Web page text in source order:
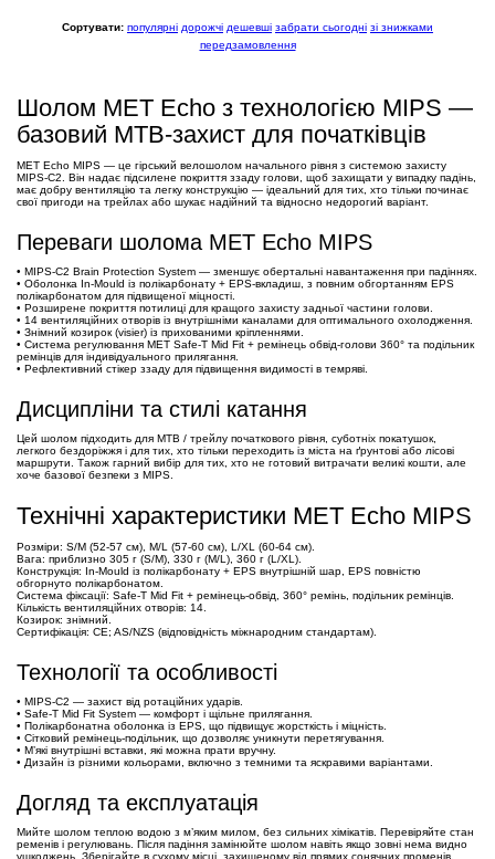
Сортувати: популярні дорожчі дешевші забрати сьогодні зі знижками
передзамовлення
Шолом MET Echo з технологією MIPS —
базовий MTB-захист для початківців
MET Echo MIPS — це гірський велошолом начального рівня з системою захисту
MIPS-C2. Він надає підсилене покриття ззаду голови, щоб захищати у випадку падінь,
має добру вентиляцію та легку конструкцію — ідеальний для тих, хто тільки починає
свої пригоди на трейлах або шукає надійний та відносно недорогий варіант.
Переваги шолома MET Echo MIPS
• MIPS-C2 Brain Protection System — зменшує обертальні навантаження при падіннях.
• Оболонка In-Mould із полікарбонату + EPS-вкладиш, з повним обгортанням EPS
полікарбонатом для підвищеної міцності.
• Розширене покриття потилиці для кращого захисту задньої частини голови.
• 14 вентиляційних отворів із внутрішніми каналами для оптимального охолодження.
• Знімний козирок (visier) із прихованими кріпленнями.
• Система регулювання MET Safe-T Mid Fit + ремінець обвід-голови 360° та подільник
ремінців для індивідуального прилягання.
• Рефлективний стікер ззаду для підвищення видимості в темряві.
Дисципліни та стилі катання
Цей шолом підходить для MTB / трейлу початкового рівня, суботніх покатушок,
легкого бездоріжжя і для тих, хто тільки переходить із міста на ґрунтові або лісові
маршрути. Також гарний вибір для тих, хто не готовий витрачати великі кошти, але
хоче базової безпеки з MIPS.
Технічні характеристики MET Echo MIPS
Розміри: S/M (52-57 см), M/L (57-60 см), L/XL (60-64 см).
Вага: приблизно 305 г (S/M), 330 г (M/L), 360 г (L/XL).
Конструкція: In-Mould із полікарбонату + EPS внутрішній шар, EPS повністю
обгорнуто полікарбонатом.
Система фіксації: Safe-T Mid Fit + ремінець-обвід, 360° ремінь, подільник ремінців.
Кількість вентиляційних отворів: 14.
Козирок: знімний.
Сертифікація: CE; AS/NZS (відповідність міжнародним стандартам).
Технології та особливості
• MIPS-C2 — захист від ротаційних ударів.
• Safe-T Mid Fit System — комфорт і щільне прилягання.
• Полікарбонатна оболонка із EPS, що підвищує жорсткість і міцність.
• Сітковий ремінець-подільник, що дозволяє уникнути перетягування.
• М’які внутрішні вставки, які можна прати вручну.
• Дизайн із різними кольорами, включно з темними та яскравими варіантами.
Догляд та експлуатація
Мийте шолом теплою водою з м’яким милом, без сильних хімікатів. Перевіряйте стан
ременів і регулювань. Після падіння замінюйте шолом навіть якщо зовні нема видно
ушкоджень. Зберігайте в сухому місці, захищеному від прямих сонячних променів.